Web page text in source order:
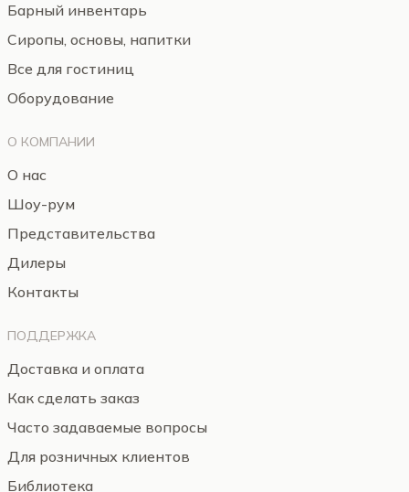
Барный инвентарь
Сиропы, основы, напитки
Все для гостиниц
Оборудование
О КОМПАНИИ
О нас
Шоу-рум
Представительства
Дилеры
Контакты
ПОДДЕРЖКА
Доставка и оплата
Как сделать заказ
Часто задаваемые вопросы
Для розничных клиентов
Библиотека